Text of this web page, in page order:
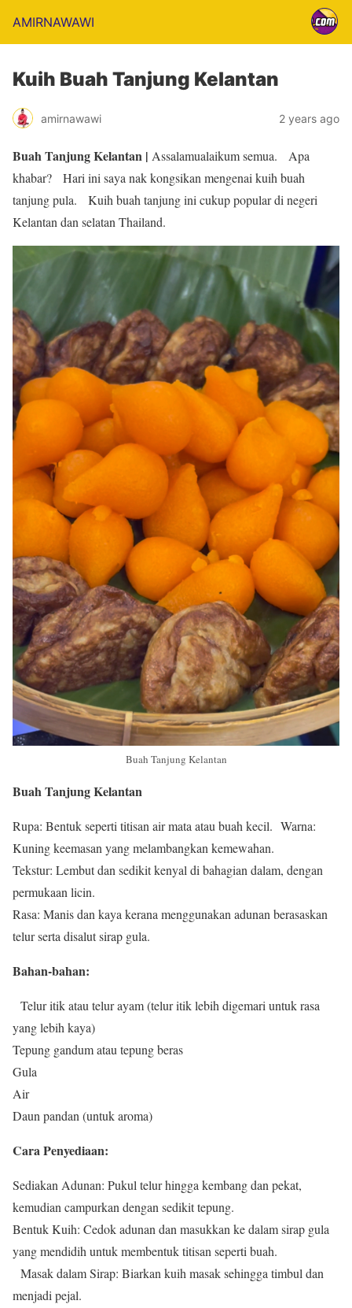
AMIRNAWAWI
Kuih Buah Tanjung Kelantan
amirnawawi 2 years ago
Buah Tanjung Kelantan | Assalamualaikum semua. Apa
khabar? Hari ini saya nak kongsikan mengenai kuih buah
tanjung pula. Kuih buah tanjung ini cukup popular di negeri
Kelantan dan selatan Thailand.
Buah Tanjung Kelantan
Buah Tanjung Kelantan
Rupa: Bentuk seperti titisan air mata atau buah kecil. Warna:
Kuning keemasan yang melambangkan kemewahan.
Tekstur: Lembut dan sedikit kenyal di bahagian dalam, dengan
permukaan licin.
Rasa: Manis dan kaya kerana menggunakan adunan berasaskan
telur serta disalut sirap gula.
Bahan-bahan:
Telur itik atau telur ayam (telur itik lebih digemari untuk rasa
yang lebih kaya)
Tepung gandum atau tepung beras
Gula
Air
Daun pandan (untuk aroma)
Cara Penyediaan:
Sediakan Adunan: Pukul telur hingga kembang dan pekat,
kemudian campurkan dengan sedikit tepung.
Bentuk Kuih: Cedok adunan dan masukkan ke dalam sirap gula
yang mendidih untuk membentuk titisan seperti buah.
Masak dalam Sirap: Biarkan kuih masak sehingga timbul dan
menjadi pejal.